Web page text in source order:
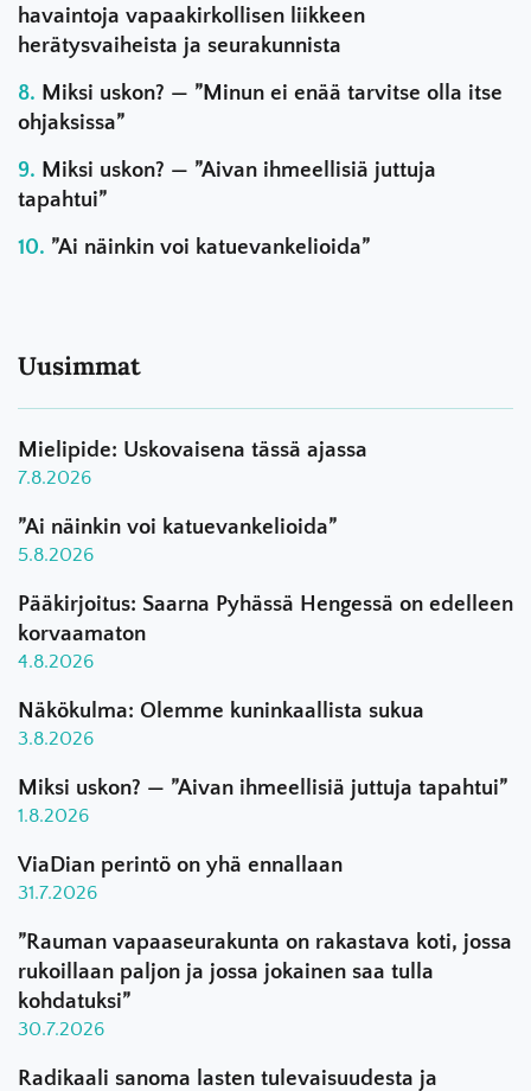
havaintoja vapaakirkollisen liikkeen
herätysvaiheista ja seurakunnista
Miksi uskon? — ”Minun ei enää tarvitse olla itse
ohjaksissa”
Miksi uskon? — ”Aivan ihmeellisiä juttuja
tapahtui”
”Ai näinkin voi katuevankelioida”
Uusimmat
Mielipide: Uskovaisena tässä ajassa
7.8.2026
”Ai näinkin voi katuevankelioida”
5.8.2026
Pääkirjoitus: Saarna Pyhässä Hengessä on edelleen
korvaamaton
4.8.2026
Näkökulma: Olemme kuninkaallista sukua
3.8.2026
Miksi uskon? — ”Aivan ihmeellisiä juttuja tapahtui”
1.8.2026
ViaDian perintö on yhä ennallaan
31.7.2026
”Rauman vapaaseurakunta on rakastava koti, jossa
rukoillaan paljon ja jossa jokainen saa tulla
kohdatuksi”
30.7.2026
Radikaali sanoma lasten tulevaisuudesta ja